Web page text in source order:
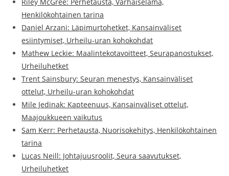
Henkilökohtainen tarina
Daniel Arzani: Läpimurtohetket, Kansainväliset
esiintymiset, Urheilu-uran kohokohdat
Mathew Leckie: Maalintekotavoitteet, Seurapanostukset,
Urheiluhetket
Trent Sainsbury: Seuran menestys, Kansainväliset
ottelut, Urheilu-uran kohokohdat
Mile Jedinak: Kapteenuus, Kansainväliset ottelut,
Maajoukkueen vaikutus
Sam Kerr: Perhetausta, Nuorisokehitys, Henkilökohtainen
tarina
Lucas Neill: Johtajuusroolit, Seura saavutukset,
Urheiluhetket